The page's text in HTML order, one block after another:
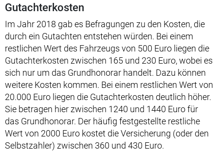
Gutachterkosten
Im Jahr 2018 gab es Befragungen zu den Kosten, die
durch ein Gutachten entstehen würden. Bei einem
restlichen Wert des Fahrzeugs von 500 Euro liegen die
Gutachterkosten zwischen 165 und 230 Euro, wobei es
sich nur um das Grundhonorar handelt. Dazu können
weitere Kosten kommen. Bei einem restlichen Wert von
20.000 Euro liegen die Gutachterkosten deutlich höher.
Sie betragen hier zwischen 1240 und 1440 Euro für
das Grundhonorar. Der häufig festgestellte restliche
Wert von 2000 Euro kostet die Versicherung (oder den
Selbstzahler) zwischen 360 und 430 Euro.